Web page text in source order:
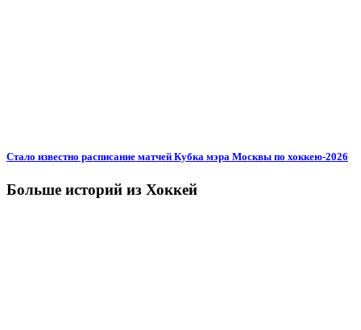
Стало известно расписание матчей Кубка мэра Москвы по хоккею-2026
Больше историй из Хоккей